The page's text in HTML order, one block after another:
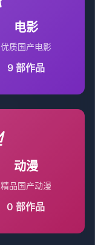
电影
优质国产电影
9部作品
动漫
精品国产动漫
0 部作品